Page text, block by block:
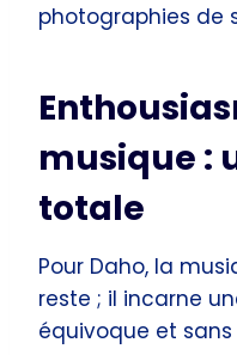
photographies de
musique :
totale
Pour Daho, la
reste ; il incarne
équivoque et